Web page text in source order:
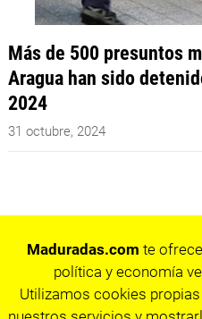
Más de 500 presuntos
Aragua han sido
2024
31 octubre, 2024
Maduradas.com te
política y economía
Utilizamos cookies